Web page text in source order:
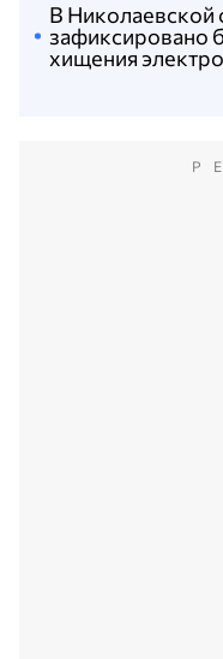
В Николаевской
зафиксировано
хищения